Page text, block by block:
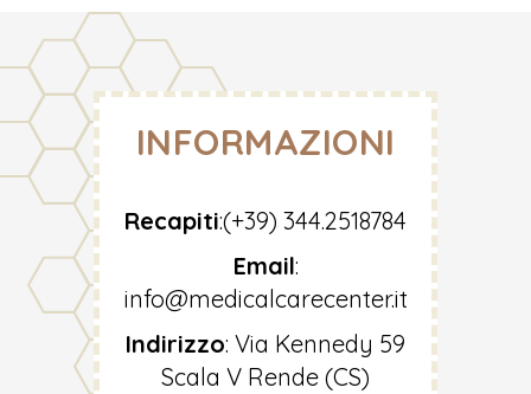
INFORMAZIONI
Recapiti:(+39) 344.2518784
Email:
info@medicalcarecenter.it
Indirizzo: Via Kennedy 59
Scala V Rende (CS)